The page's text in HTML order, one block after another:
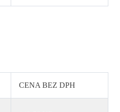
CENA BEZ DPH